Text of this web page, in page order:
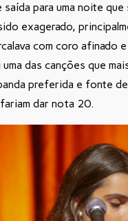
para uma noite
exagerado,
com coro afinado
das canções que
preferida e fonte
dar nota 20.